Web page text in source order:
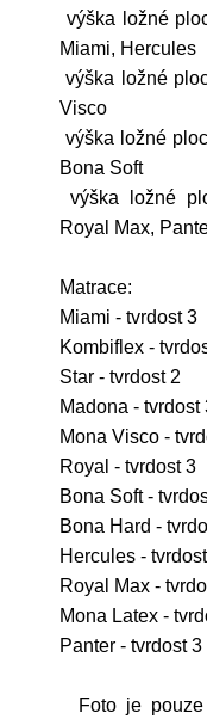
výška ložné
Miami, Hercules
výška ložné
Visco
výška ložné
Bona Soft
výška ložné
Royal Max,
Matrace:
Miami - tvrdost 3
Kombiflex -
Star - tvrdost 2
Madona - tvrdost
Mona Visco -
Royal - tvrdost 3
Bona Soft -
Bona Hard -
Hercules -
Royal Max -
Mona Latex -
Panter - tvrdost 3
Foto je pouze